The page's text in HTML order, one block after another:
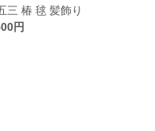
三 椿 毬 髪飾り
円